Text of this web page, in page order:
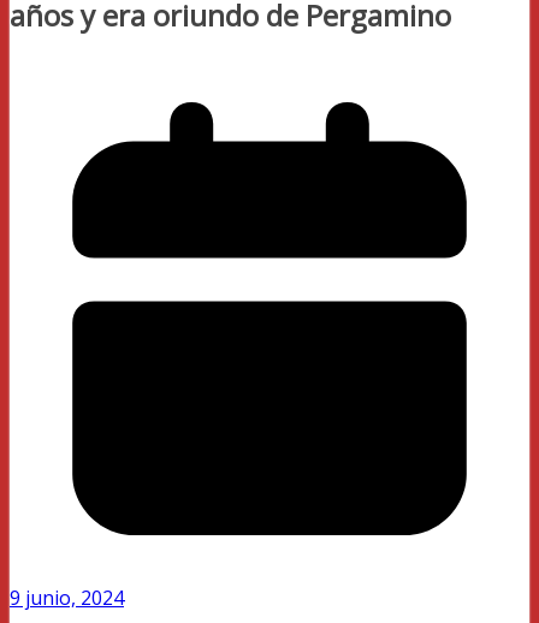
años y era oriundo de Pergamino
9 junio, 2024